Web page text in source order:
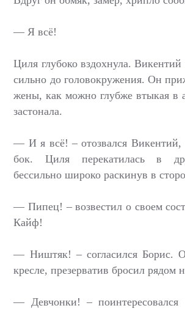
— Я всё!
Циля глубоко вздохнула. Викентий
сильно до головокружения. Он
жены, как можно глубже втыкая в
застонала.
— И я всё! – отозвался Викентий,
бок. Циля перекатилась в
бессильно широко раскинув в
— Пипец! – возвестил о своем
Кайф!
— Ништяк! – согласился Борис.
кресле, презерватив бросил рядом
— Девчонки! –